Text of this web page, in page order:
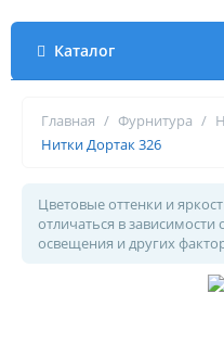
Каталог
Главная / Фурнитура /
Нитки Дортак 326
Цветовые оттенки и
отличаться в зависимости
освещения и других